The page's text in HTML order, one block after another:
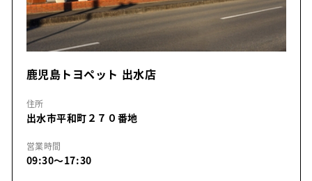
鹿児島トヨペット 出水店
住所
出水市平和町２７０番地
営業時間
09:30～17:30